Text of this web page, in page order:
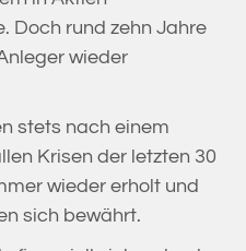
Doch rund zehn Jahre
wieder
stets nach einem
Krisen der letzten 30
wieder erholt und
sich bewährt.